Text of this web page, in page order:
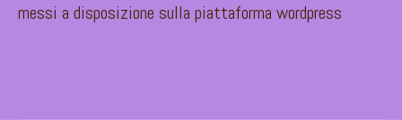
messi a disposizione sulla piattaforma wordpress